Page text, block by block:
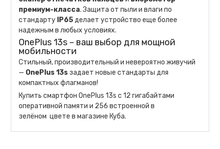
премиум-класса. Защита от пыли и влаги по
стандарту IP65делает устройство еще более
надежным в любых условиях.
OnePlus 13s – ваш выбор для мощной
мобильности
Стильный, производительный и невероятно живучий
— OnePlus 13s задает новые стандарты для
компактных флагманов!
Купить смартфон OnePlus 13s с 12 гигабайтами
оперативной памяти и 256 встроенной в
зелёном цвете в магазине Куба.